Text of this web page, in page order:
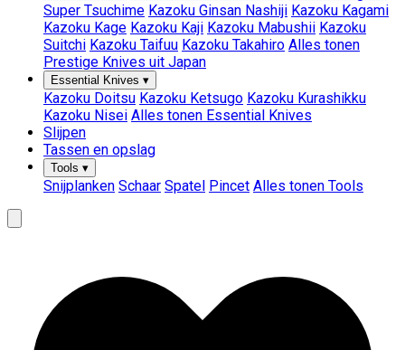
Super Tsuchime Kazoku Ginsan Nashiji Kazoku Kagami
Kazoku Kage Kazoku Kaji Kazoku Mabushii Kazoku
Suitchi Kazoku Taifuu Kazoku Takahiro Alles tonen
Prestige Knives uit Japan
Essential Knives ▾
Kazoku Doitsu Kazoku Ketsugo Kazoku Kurashikku
Kazoku Nisei Alles tonen Essential Knives
Slijpen
Tassen en opslag
Tools ▾
Snijplanken Schaar Spatel Pincet Alles tonen Tools